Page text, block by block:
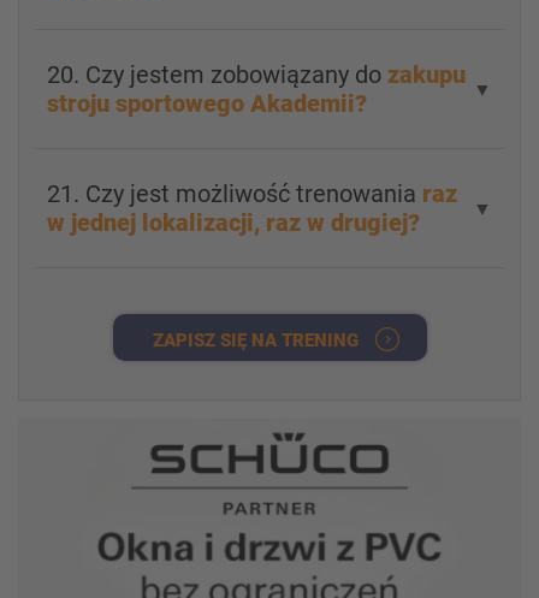
20. Czy jestem zobowiązany do zakupu
stroju sportowego Akademii?
▼
21. Czy jest możliwość trenowania raz
w jednej lokalizacji, raz w drugiej?
▼
ZAPISZ SIĘ NA TRENING